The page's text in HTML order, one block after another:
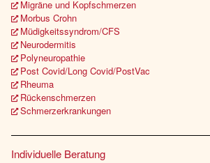
Migräne und Kopfschmerzen
Morbus Crohn
Müdigkeitssyndrom/CFS
Neurodermitis
Polyneuropathie
Post Covid/Long Covid/PostVac
Rheuma
Rückenschmerzen
Schmerzerkrankungen
Individuelle Beratung